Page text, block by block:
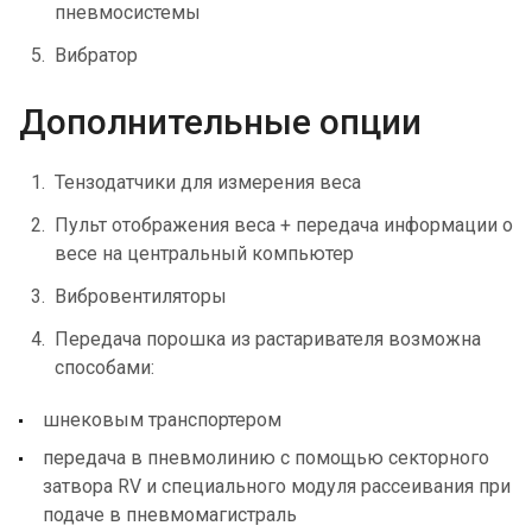
пневмосистемы
Вибратор
Дополнительные опции
Тензодатчики для измерения веса
Пульт отображения веса + передача информации о
весе на центральный компьютер
Вибровентиляторы
Передача порошка из растаривателя возможна
способами:
шнековым транспортером
передача в пневмолинию с помощью секторного
затвора RV и специального модуля рассеивания при
подаче в пневмомагистраль